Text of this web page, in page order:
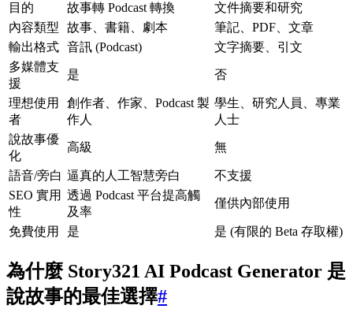
目的
故事轉 Podcast 轉換
文件摘要和研究
內容類型
故事、書籍、劇本
筆記、PDF、文章
輸出格式 音訊 (Podcast)
文字摘要、引文
多媒體支
援
是 否
理想使用
者
創作者、作家、Podcast 製
作人
學生、研究人員、專業
人士
說故事優
化
高級 無
語音/旁白 逼真的人工智慧旁白
不支援
SEO 實用
性
透過 Podcast 平台提高觸
及率
僅供內部使用
免費使用 是 是 (有限的 Beta 存取權)
為什麼 Story321 AI Podcast Generator 是
說故事的最佳選擇#